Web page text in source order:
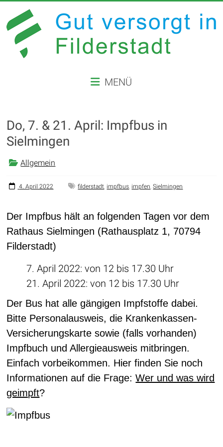
Inhalt
springen
VERSORGT
FILDERSTADT
Website
der
Filderstadt
MENÜ
Do, 7. & 21. April: Impfbus in
Sielmingen
Allgemein
4. April 2022 filderstadt, impfbus, impfen,Sielmingen
Der Impfbus hält an folgenden Tagen vor dem
Rathaus Sielmingen (Rathausplatz 1, 70794
Filderstadt)
7. April 2022: von 12 bis 17.30 Uhr
21. April 2022: von 12 bis 17.30 Uhr
Der Bus hat alle gängigen Impfstoffe dabei.
Bitte Personalausweis, die Krankenkassen-
Versicherungskarte sowie (falls vorhanden)
Impfbuch und Allergieausweis mitbringen.
Einfach vorbeikommen. Hier finden Sie noch
Informationen auf die Frage:Wer und was wird
geimpft?